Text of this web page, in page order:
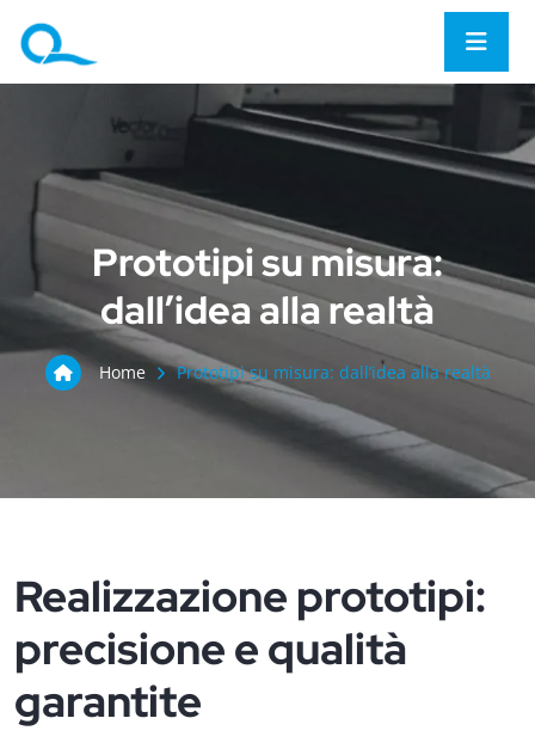
Prototipi su misura:
dall’idea alla realtà
Home Prototipi su misura: dall’idea alla realtà
Realizzazione prototipi:
precisione e qualità
garantite